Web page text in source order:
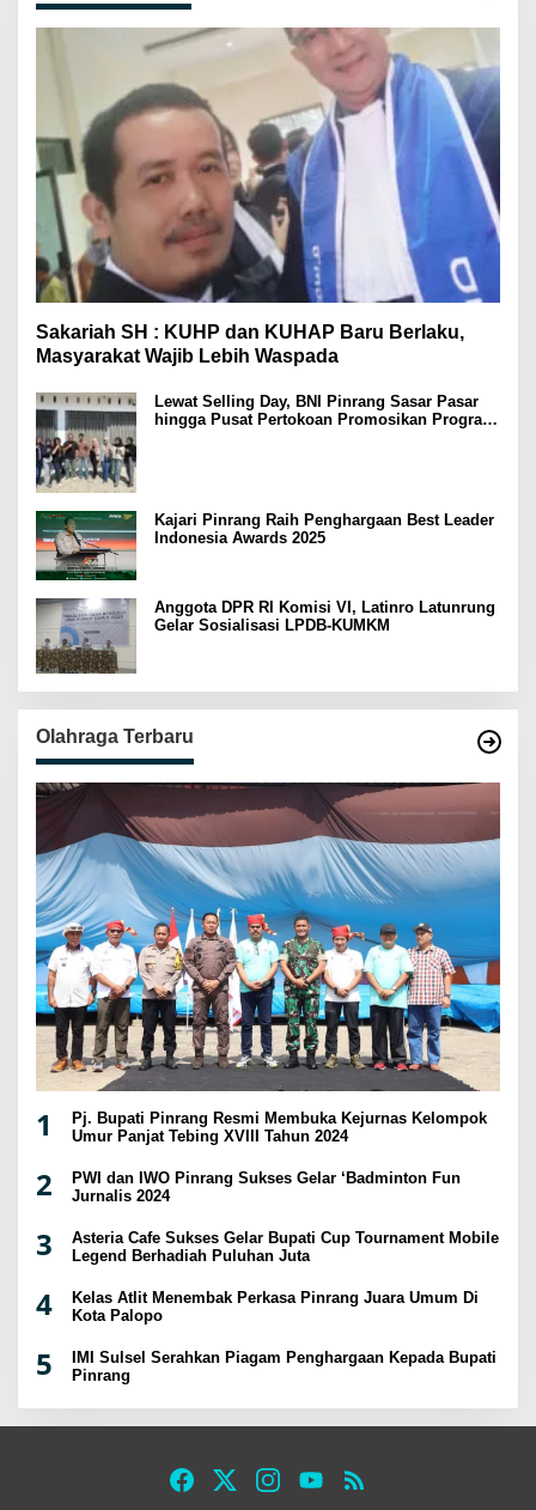
Sakariah SH : KUHP dan KUHAP Baru Berlaku,
Masyarakat Wajib Lebih Waspada
Lewat Selling Day, BNI Pinrang Sasar Pasar
hingga Pusat Pertokoan Promosikan Program
Kajari Pinrang Raih Penghargaan Best Leader
Indonesia Awards 2025
Anggota DPR RI Komisi VI, Latinro Latunrung
Gelar Sosialisasi LPDB-KUMKM
Olahraga Terbaru
1
Pj. Bupati Pinrang Resmi Membuka Kejurnas Kelompok
Umur Panjat Tebing XVIII Tahun 2024
2
PWI dan IWO Pinrang Sukses Gelar ‘Badminton Fun
Jurnalis 2024
3
Asteria Cafe Sukses Gelar Bupati Cup Tournament Mobile
Legend Berhadiah Puluhan Juta
4
Kelas Atlit Menembak Perkasa Pinrang Juara Umum Di
Kota Palopo
5
IMI Sulsel Serahkan Piagam Penghargaan Kepada Bupati
Pinrang